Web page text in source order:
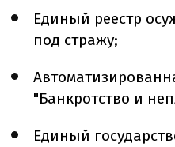
Единый реестр
под стражу;
"Банкротство и
Единый